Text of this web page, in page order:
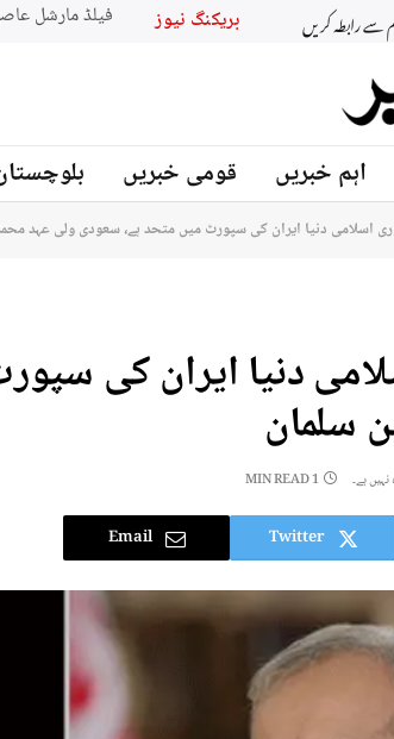
سے رابطہ کریں بریکنگ نیوز
اہم خبریں قومی خبریں
اسلامی دنیا ایران کی سپورٹ میں متحد ہے، سعودی ولی عہد
دنیا ایران کی
سلمان
ہے۔ 1 MIN READ
Twitter
Email